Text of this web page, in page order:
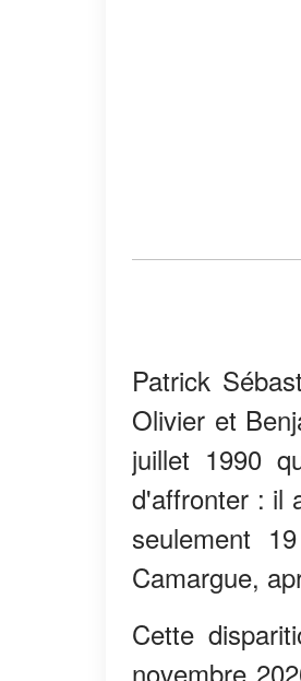
Patrick
Olivier et
juillet 1990
d'affronter : il
seulement
Camargue,
Cette
novembre